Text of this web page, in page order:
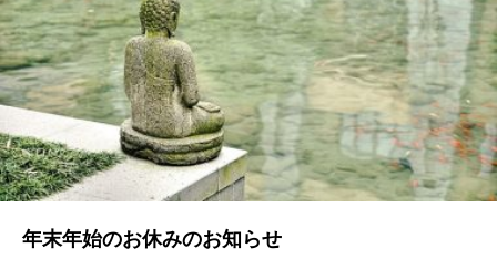
年末年始のお休みのお知らせ